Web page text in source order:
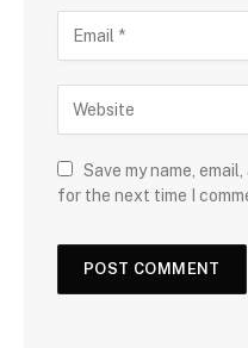
Save my name,
for the next time I